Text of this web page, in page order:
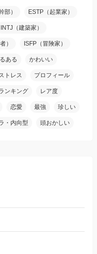
部） ESTP（起業家）
INTJ（建築家）
） ISFP（冒険家）
ある かわいい
トレス プロフィール
ンキング レア度
恋愛 最強 珍しい
・内向型 頭おかしい